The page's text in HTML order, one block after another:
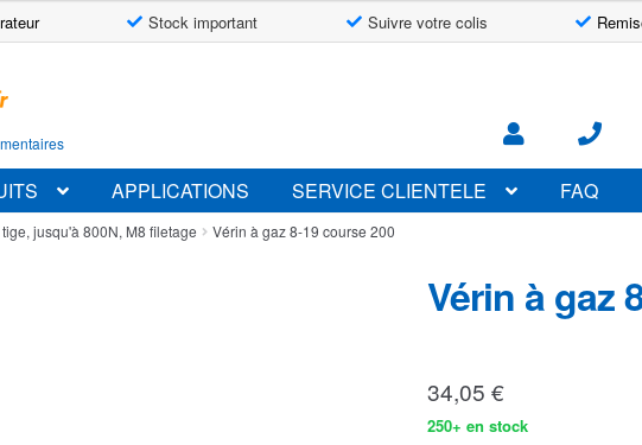
Stock important Suivre votre colis
APPLICATIONS SERVICE CLIENTELE FAQ
jusqu'à 800N, M8 filetage Vérin à gaz 8-19 course 200
Vérin à gaz
34,05 €
250+ en stock